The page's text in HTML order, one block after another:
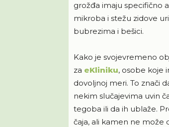
grožđa imaju specifično
mikroba i stežu zidove
bubrezima i bešici.
Kako je svojevremeno
za eKliniku, osobe koje
dovoljnoj meri. To znači
nekim slučajevima uvin
tegoba ili da ih ublaže.
čaja, ali kamen ne može